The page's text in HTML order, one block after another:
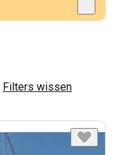
Filters wissen